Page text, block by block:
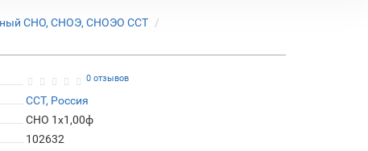
СНО, СНОЭ, СНОЭО ССТ
0 отзывов
ССТ, Россия
СНО 1х1,00ф
102632